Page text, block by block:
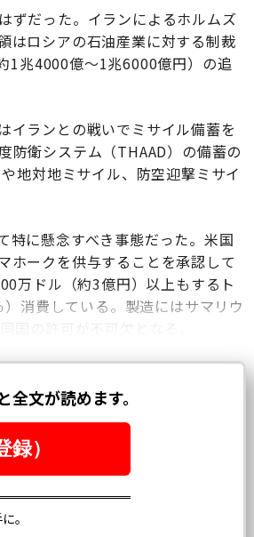
ずだった。イランによるホルムズ
はロシアの石油産業に対する制裁
1兆4000億～1兆6000億円）の追
イランとの戦いでミサイル備蓄を
防衛システム（THAAD）の備蓄の
地対地ミサイル、防空迎撃ミサイ
特に懸念すべき事態だった。米国
ホークを供与することを承認して
万ドル（約3億円）以上もするト
消費している。製造にはサマリウ